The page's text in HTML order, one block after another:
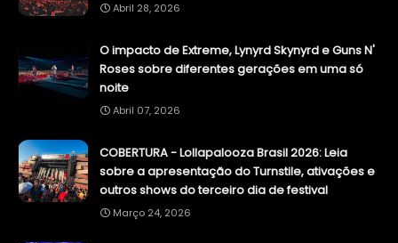
Abril 28, 2026
O impacto de Extreme, Lynyrd Skynyrd e Guns N'
Roses sobre diferentes gerações em uma só
noite
Abril 07, 2026
COBERTURA - Lollapalooza Brasil 2026: Leia
sobre a apresentação do Turnstile, ativações e
outros shows do terceiro dia de festival
Março 24, 2026